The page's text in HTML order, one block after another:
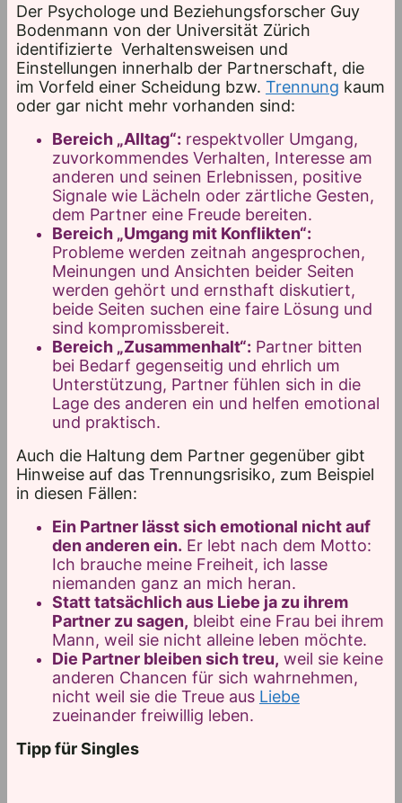
Der Psychologe und Beziehungsforscher Guy
Bodenmann von der Universität Zürich
identifizierte Verhaltensweisen und
Einstellungen innerhalb der Partnerschaft, die
im Vorfeld einer Scheidung bzw. Trennung kaum
oder gar nicht mehr vorhanden sind:
Bereich „Alltag“: respektvoller Umgang,
zuvorkommendes Verhalten, Interesse am
anderen und seinen Erlebnissen, positive
Signale wie Lächeln oder zärtliche Gesten,
dem Partner eine Freude bereiten.
Bereich „Umgang mit Konflikten“:
Probleme werden zeitnah angesprochen,
Meinungen und Ansichten beider Seiten
werden gehört und ernsthaft diskutiert,
beide Seiten suchen eine faire Lösung und
sind kompromissbereit.
Bereich „Zusammenhalt“: Partner bitten
bei Bedarf gegenseitig und ehrlich um
Unterstützung, Partner fühlen sich in die
Lage des anderen ein und helfen emotional
und praktisch.
Auch die Haltung dem Partner gegenüber gibt
Hinweise auf das Trennungsrisiko, zum Beispiel
in diesen Fällen:
Ein Partner lässt sich emotional nicht auf
den anderen ein. Er lebt nach dem Motto:
Ich brauche meine Freiheit, ich lasse
niemanden ganz an mich heran.
Statt tatsächlich aus Liebe ja zu ihrem
Partner zu sagen, bleibt eine Frau bei ihrem
Mann, weil sie nicht alleine leben möchte.
Die Partner bleiben sich treu, weil sie keine
anderen Chancen für sich wahrnehmen,
nicht weil sie die Treue aus Liebe
zueinander freiwillig leben.
Tipp für Singles